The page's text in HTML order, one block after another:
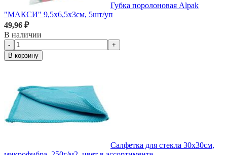
Губка поролоновая Alpak
"МАКСИ" 9,5х6,5х3см, 5шт/уп
49,96 ₽
В наличии
-
+
В корзину
Салфетка для стекла 30х30см,